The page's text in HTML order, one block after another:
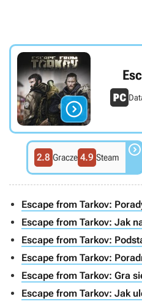

2.8 Gracze 4.9 Steam 
Escape from Tarkov:
Escape from Tarkov: Jak
Escape from Tarkov:
Escape from Tarkov:
Escape from Tarkov: Gra
Escape from Tarkov: Jak